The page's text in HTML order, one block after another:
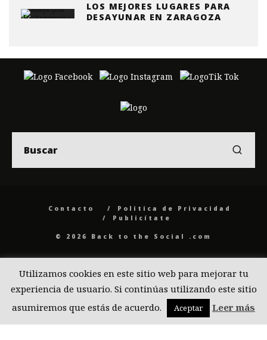
LOS MEJORES LUGARES PARA
DESAYUNAR EN ZARAGOZA
Contacto
Politica de Privacidad
Publicítate
© 2026 Back to the Social .com
Utilizamos cookies en este sitio web para mejorar tu
experiencia de usuario. Si continúas utilizando este sitio
asumiremos que estás de acuerdo.
Aceptar Leer más